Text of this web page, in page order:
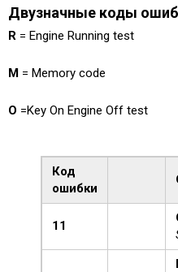
Двузначные коды
R = Engine Running test
M = Memory code
O =Key On Engine Off test
Код
ошибки
11